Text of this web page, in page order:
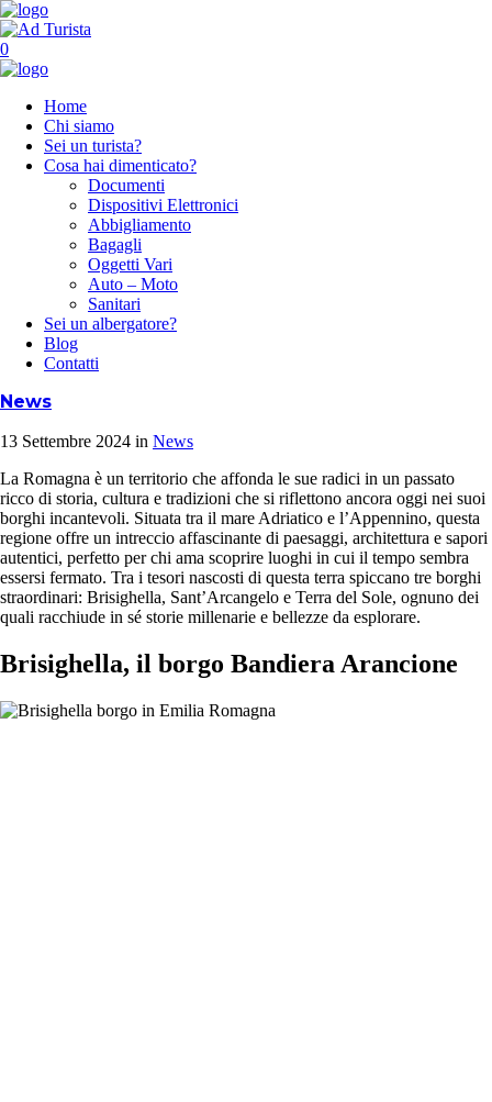
0
Home
Chi siamo
Sei un turista?
Cosa hai dimenticato?
Documenti
Dispositivi Elettronici
Abbigliamento
Bagagli
Oggetti Vari
Auto – Moto
Sanitari
Sei un albergatore?
Blog
Contatti
News
13 Settembre 2024 in News
La Romagna è un territorio che affonda le sue radici in un passato
ricco di storia, cultura e tradizioni che si riflettono ancora oggi nei suoi
borghi incantevoli. Situata tra il mare Adriatico e l’Appennino, questa
regione offre un intreccio affascinante di paesaggi, architettura e sapori
autentici, perfetto per chi ama scoprire luoghi in cui il tempo sembra
essersi fermato. Tra i tesori nascosti di questa terra spiccano tre borghi
straordinari: Brisighella, Sant’Arcangelo e Terra del Sole, ognuno dei
quali racchiude in sé storie millenarie e bellezze da esplorare.
Brisighella, il borgo Bandiera Arancione